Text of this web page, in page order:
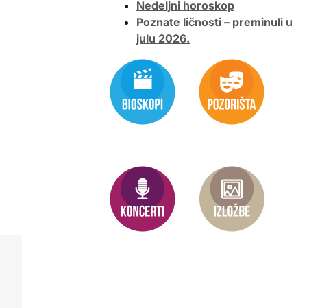
Nedeljni horoskop
Poznate ličnosti – preminuli u
julu 2026.